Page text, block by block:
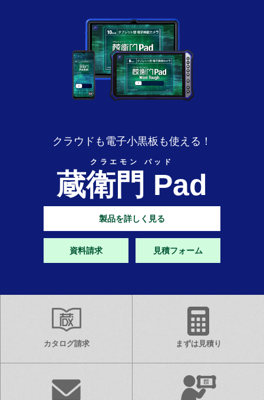
クラウドも電子小黒板も使える！
クラエモン パッド
蔵衛門 Pad
製品を詳しく見る
資料請求 見積フォーム
カタログ請求 まずは見積り